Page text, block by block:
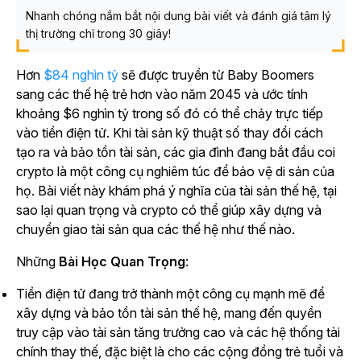
Nhanh chóng nắm bắt nội dung bài viết và đánh giá tâm lý
thị trường chỉ trong 30 giây!
Hơn $84 nghìn tỷ sẽ được truyền từ Baby Boomers
sang các thế hệ trẻ hơn vào năm 2045 và ước tính
khoảng $6 nghìn tỷ trong số đó có thể chảy trực tiếp
vào tiền điện tử. Khi tài sản kỹ thuật số thay đổi cách
tạo ra và bảo tồn tài sản, các gia đình đang bắt đầu coi
crypto là một công cụ nghiêm túc để bảo vệ di sản của
họ. Bài viết này khám phá ý nghĩa của tài sản thế hệ, tại
sao lại quan trọng và crypto có thể giúp xây dựng và
chuyển giao tài sản qua các thế hệ như thế nào.
Những Bài Học Quan Trọng:
Tiền điện tử đang trở thành một công cụ mạnh mẽ để
xây dựng và bảo tồn tài sản thế hệ, mang đến quyền
truy cập vào tài sản tăng trưởng cao và các hệ thống tài
chính thay thế, đặc biệt là cho các cộng đồng trẻ tuổi và